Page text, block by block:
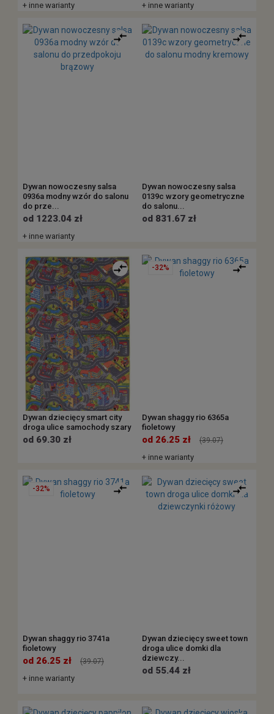
+ inne warianty + inne warianty
Dywan nowoczesny salsa
0936a modny wzór do salonu
do prze...
od 1223.04 zł
+ inne warianty
Dywan nowoczesny salsa
0139c wzory geometryczne
do salonu...
od 831.67 zł
Dywan dziecięcy smart city
droga ulice samochody szary
od 69.30 zł
-32%
Dywan shaggy rio 6365a
fioletowy
od 26.25 zł (39.07)
+ inne warianty
-32%
Dywan shaggy rio 3741a
fioletowy
od 26.25 zł (39.07)
+ inne warianty
Dywan dziecięcy sweet town
droga ulice domki dla
dziewczy...
od 55.44 zł